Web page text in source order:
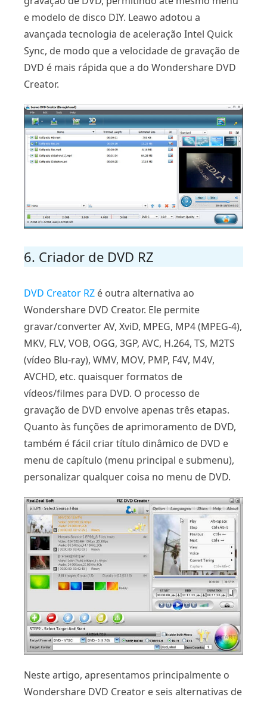
e modelo de disco DIY. Leawo adotou a
avançada tecnologia de aceleração Intel Quick
Sync, de modo que a velocidade de gravação de
DVD é mais rápida que a do Wondershare DVD
Creator.
6. Criador de DVD RZ
DVD Creator RZ é outra alternativa ao
Wondershare DVD Creator. Ele permite
gravar/converter AV, XviD, MPEG, MP4 (MPEG-4),
MKV, FLV, VOB, OGG, 3GP, AVC, H.264, TS, M2TS
(vídeo Blu-ray), WMV, MOV, PMP, F4V, M4V,
AVCHD, etc. quaisquer formatos de
vídeos/filmes para DVD. O processo de
gravação de DVD envolve apenas três etapas.
Quanto às funções de aprimoramento de DVD,
também é fácil criar título dinâmico de DVD e
menu de capítulo (menu principal e submenu),
personalizar qualquer coisa no menu de DVD.
Neste artigo, apresentamos principalmente o
Wondershare DVD Creator e seis alternativas de